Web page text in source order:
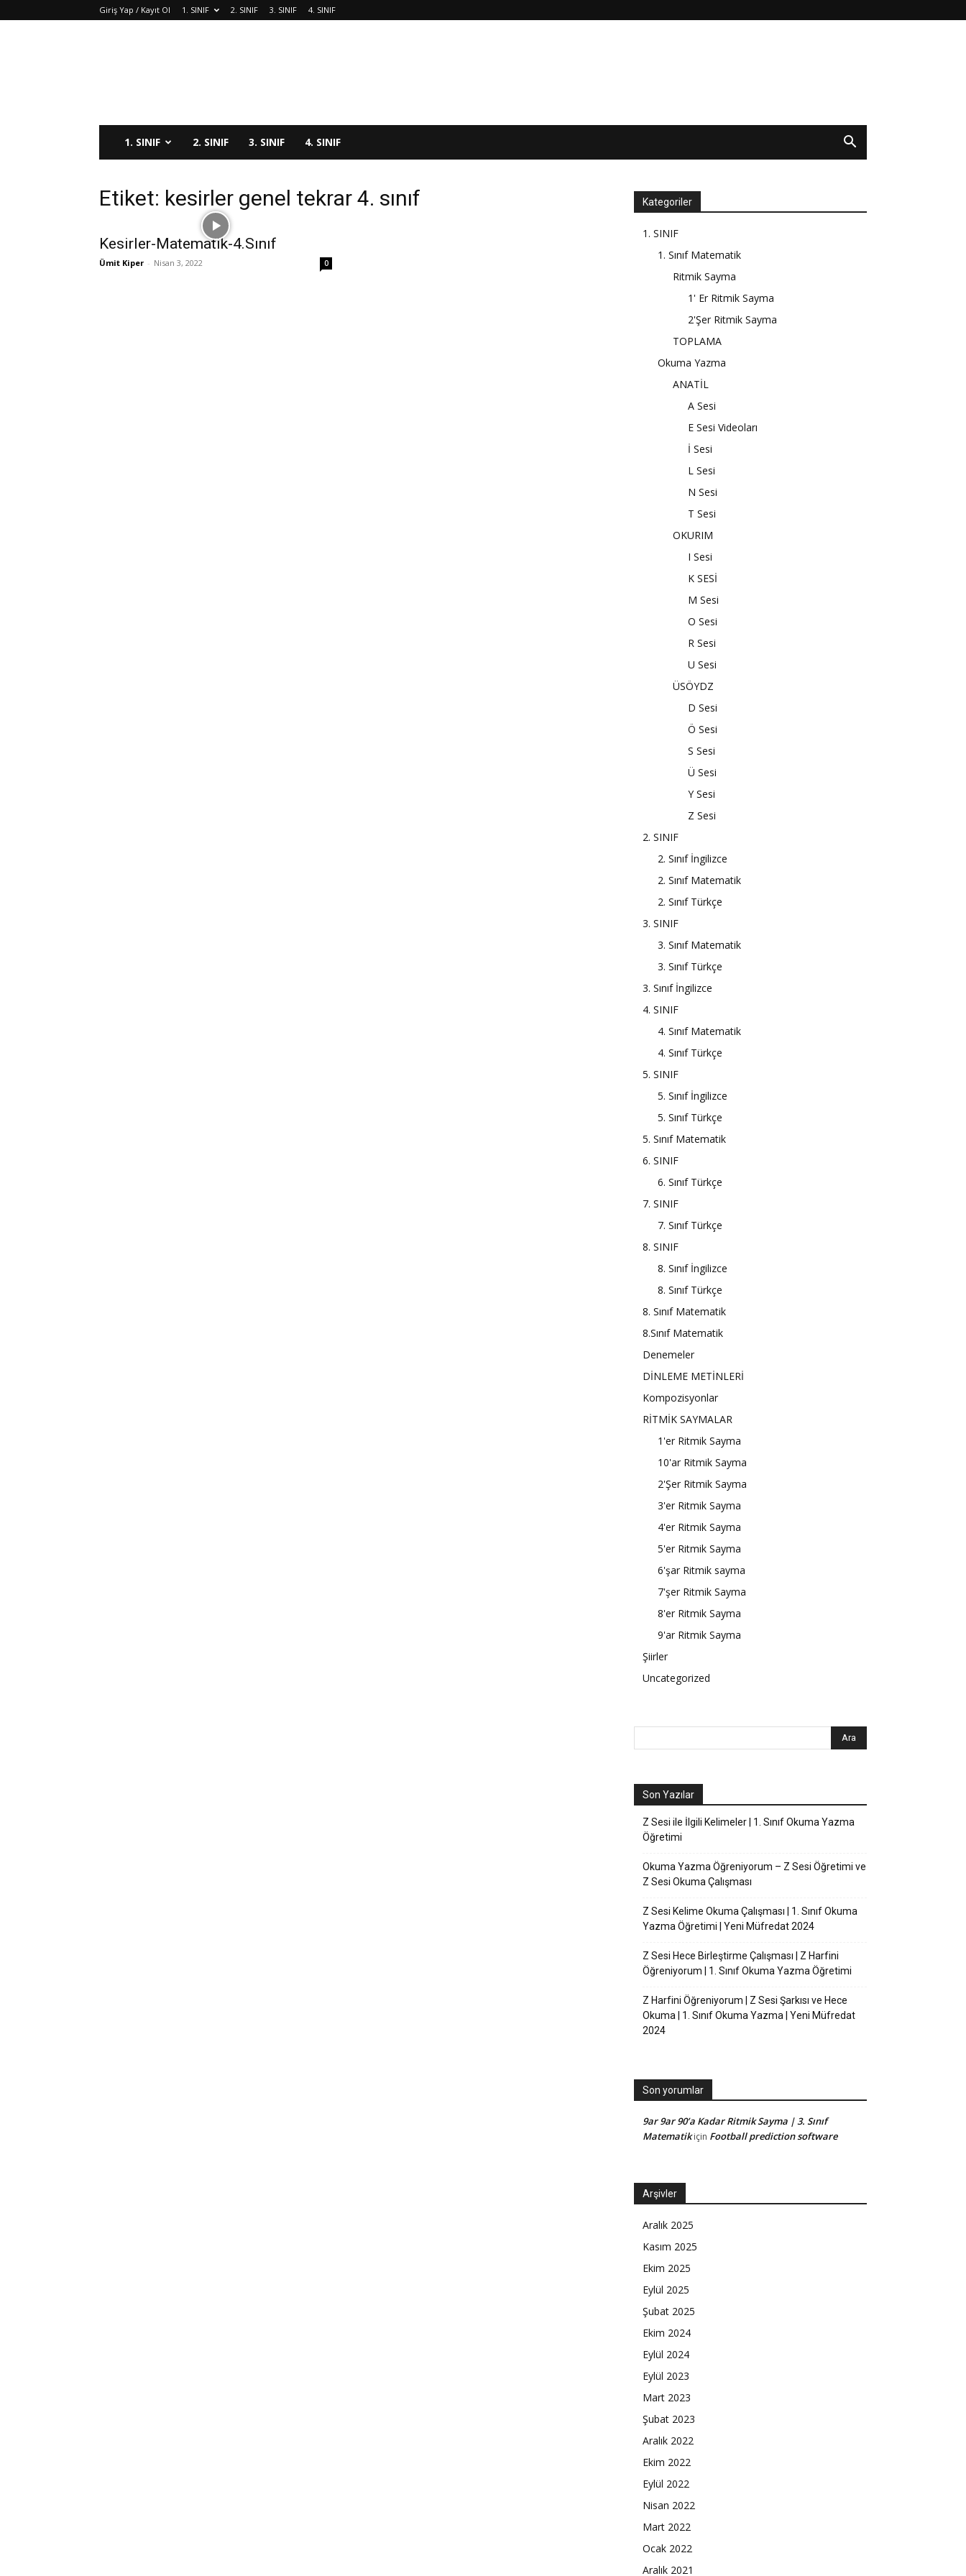
Giriş Yap / Kayıt Ol 1. SINIF 2. SINIF 3. SINIF 4. SINIF
1. SINIF 2. SINIF 3. SINIF 4. SINIF
Etiket: kesirler genel tekrar 4. sınıf
Kesirler-Matematik-4.Sınıf
Ümit Kiper - Nisan 3, 2022 0
Kategoriler
1. SINIF
1. Sınıf Matematik
Ritmik Sayma
1' Er Ritmik Sayma
2'Şer Ritmik Sayma
TOPLAMA
Okuma Yazma
ANATİL
A Sesi
E Sesi Videoları
İ Sesi
L Sesi
N Sesi
T Sesi
OKURIM
I Sesi
K SESİ
M Sesi
O Sesi
R Sesi
U Sesi
ÜSÖYDZ
D Sesi
Ö Sesi
S Sesi
Ü Sesi
Y Sesi
Z Sesi
2. SINIF
2. Sınıf İngilizce
2. Sınıf Matematik
2. Sınıf Türkçe
3. SINIF
3. Sınıf Matematik
3. Sınıf Türkçe
3. Sınıf İngilizce
4. SINIF
4. Sınıf Matematik
4. Sınıf Türkçe
5. SINIF
5. Sınıf İngilizce
5. Sınıf Türkçe
5. Sınıf Matematik
6. SINIF
6. Sınıf Türkçe
7. SINIF
7. Sınıf Türkçe
8. SINIF
8. Sınıf İngilizce
8. Sınıf Türkçe
8. Sınıf Matematik
8.Sınıf Matematik
Denemeler
DİNLEME METİNLERİ
Kompozisyonlar
RİTMİK SAYMALAR
1'er Ritmik Sayma
10'ar Ritmik Sayma
2'Şer Ritmik Sayma
3'er Ritmik Sayma
4'er Ritmik Sayma
5'er Ritmik Sayma
6'şar Ritmik sayma
7'şer Ritmik Sayma
8'er Ritmik Sayma
9'ar Ritmik Sayma
Şiirler
Uncategorized
Son Yazılar
Z Sesi ile İlgili Kelimeler | 1. Sınıf Okuma Yazma
Öğretimi
Okuma Yazma Öğreniyorum – Z Sesi Öğretimi ve
Z Sesi Okuma Çalışması
Z Sesi Kelime Okuma Çalışması | 1. Sınıf Okuma
Yazma Öğretimi | Yeni Müfredat 2024
Z Sesi Hece Birleştirme Çalışması | Z Harfini
Öğreniyorum | 1. Sınıf Okuma Yazma Öğretimi
Z Harfini Öğreniyorum | Z Sesi Şarkısı ve Hece
Okuma | 1. Sınıf Okuma Yazma | Yeni Müfredat
2024
Son yorumlar
9ar 9ar 90’a Kadar Ritmik Sayma | 3. Sınıf
Matematikiçin Football prediction software
Arşivler
Aralık 2025
Kasım 2025
Ekim 2025
Eylül 2025
Şubat 2025
Ekim 2024
Eylül 2024
Eylül 2023
Mart 2023
Şubat 2023
Aralık 2022
Ekim 2022
Eylül 2022
Nisan 2022
Mart 2022
Ocak 2022
Aralık 2021